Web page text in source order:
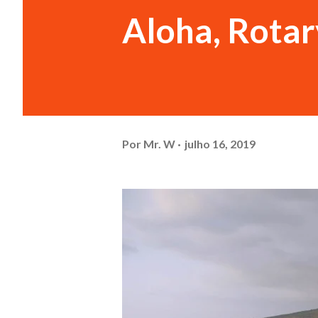
Aloha,
Por Mr. W julho 16, 2019